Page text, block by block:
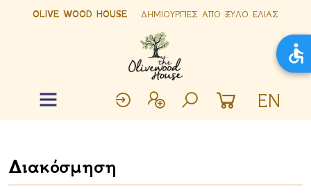
OLIVE WOOD HOUSE ΔΗΜΙΟΥΡΓΙΕΣ ΑΠΟ ΞΥΛΟ ΕΛΙΑΣ
EN
Διακόσμηση